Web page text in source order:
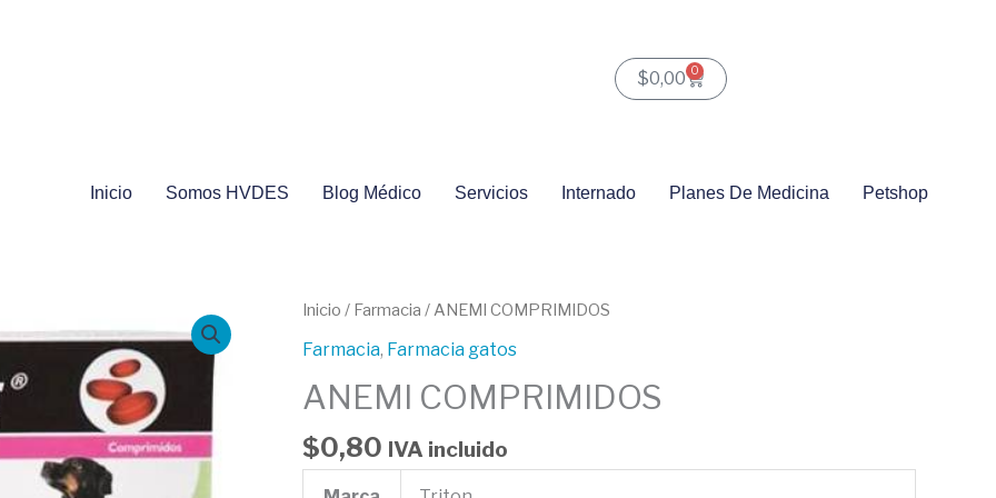
$0,00 0
Carrito
Inicio Somos HVDES Blog Médico Servicios Internado Planes De Medicina Petshop
Inicio / Farmacia / ANEMI COMPRIMIDOS
Farmacia, Farmacia gatos
ANEMI COMPRIMIDOS
$0,80 IVA incluido
ANEMI
COMPRIMIDOS